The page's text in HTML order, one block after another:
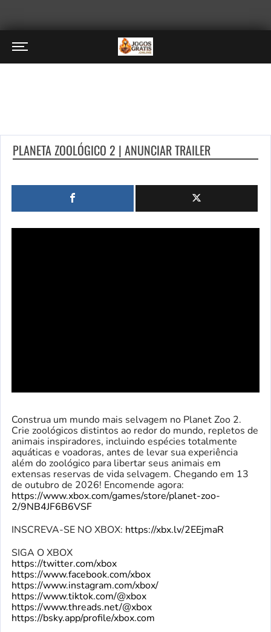
PLANETA ZOOLÓGICO 2 | ANUNCIAR TRAILER
Construa um mundo mais selvagem no Planet Zoo 2.
Crie zoológicos distintos ao redor do mundo, repletos de
animais inspiradores, incluindo espécies totalmente
aquáticas e voadoras, antes de levar sua experiência
além do zoológico para libertar seus animais em
extensas reservas de vida selvagem. Chegando em 13
de outubro de 2026! Encomende agora:
https://www.xbox.com/games/store/planet-zoo-
2/9NB4JF6B6VSF
INSCREVA-SE NO XBOX: https://xbx.lv/2EEjmaR
SIGA O XBOX
https://twitter.com/xbox
https://www.facebook.com/xbox
https://www.instagram.com/xbox/
https://www.tiktok.com/@xbox
https://www.threads.net/@xbox
https://bsky.app/profile/xbox.com